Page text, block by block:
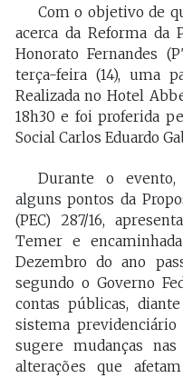
Com o objetivo de
acerca da Reforma da
Honorato Fernandes
terça-feira (14), uma
Realizada no Hotel
18h30 e foi proferida
Social Carlos Eduardo
Durante o
alguns pontos da
(PEC) 287/16,
Temer e
Dezembro do ano
segundo o Governo
contas públicas,
sistema
sugere mudanças
alterações que